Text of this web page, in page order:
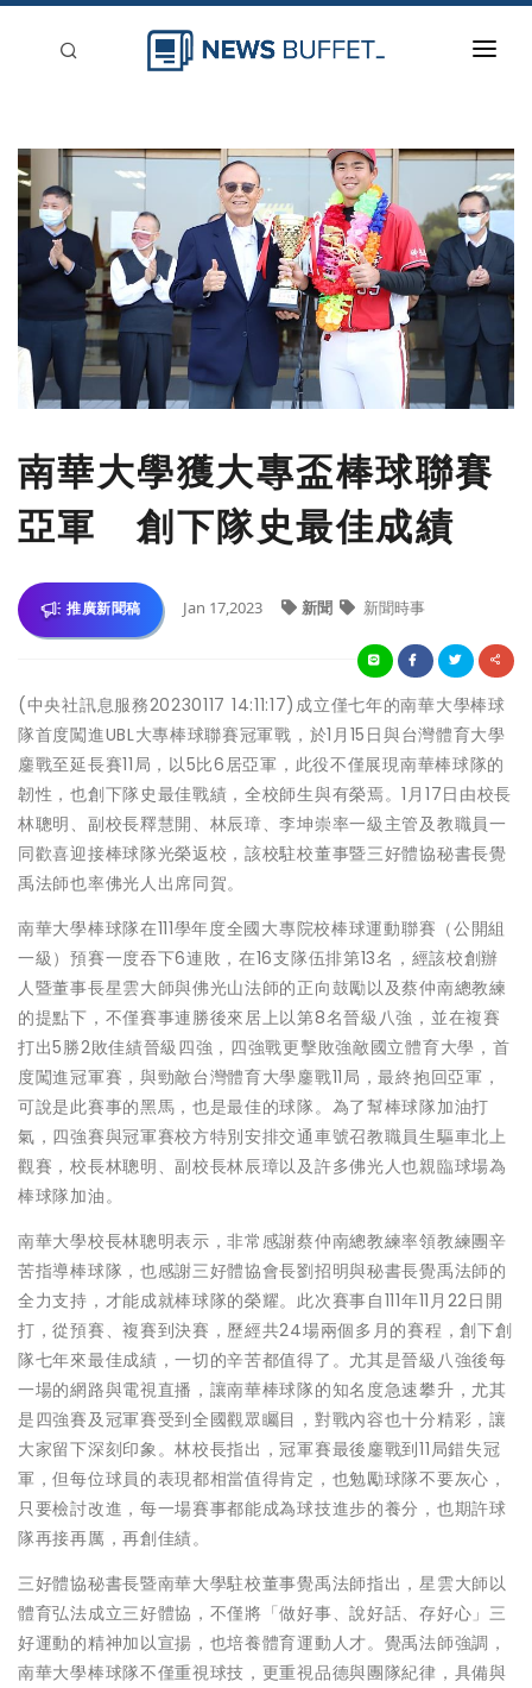
新聞稿分類
刊登
南華大學獲大專盃棒球聯賽
亞軍 創下隊史最佳成績
推廣新聞稿 Jan 17,2023 新聞 新聞時事
(中央社訊息服務20230117 14:11:17)成立僅七年的南華大學棒球
隊首度闖進UBL大專棒球聯賽冠軍戰，於1月15日與台灣體育大學
鏖戰至延長賽11局，以5比6居亞軍，此役不僅展現南華棒球隊的
韌性，也創下隊史最佳戰績，全校師生與有榮焉。1月17日由校長
林聰明、副校長釋慧開、林辰璋、李坤崇率一級主管及教職員一
同歡喜迎接棒球隊光榮返校，該校駐校董事暨三好體協秘書長覺
禹法師也率佛光人出席同賀。
南華大學棒球隊在111學年度全國大專院校棒球運動聯賽（公開組
一級）預賽一度吞下6連敗，在16支隊伍排第13名，經該校創辦
人暨董事長星雲大師與佛光山法師的正向鼓勵以及蔡仲南總教練
的提點下，不僅賽事連勝後來居上以第8名晉級八強，並在複賽
打出5勝2敗佳績晉級四強，四強戰更擊敗強敵國立體育大學，首
度闖進冠軍賽，與勁敵台灣體育大學鏖戰11局，最終抱回亞軍，
可說是此賽事的黑馬，也是最佳的球隊。為了幫棒球隊加油打
氣，四強賽與冠軍賽校方特別安排交通車號召教職員生驅車北上
觀賽，校長林聰明、副校長林辰璋以及許多佛光人也親臨球場為
棒球隊加油。
南華大學校長林聰明表示，非常感謝蔡仲南總教練率領教練團辛
苦指導棒球隊，也感謝三好體協會長劉招明與秘書長覺禹法師的
全力支持，才能成就棒球隊的榮耀。此次賽事自111年11月22日開
打，從預賽、複賽到決賽，歷經共24場兩個多月的賽程，創下創
隊七年來最佳成績，一切的辛苦都值得了。尤其是晉級八強後每
一場的網路與電視直播，讓南華棒球隊的知名度急速攀升，尤其
是四強賽及冠軍賽受到全國觀眾矚目，對戰內容也十分精彩，讓
大家留下深刻印象。林校長指出，冠軍賽最後鏖戰到11局錯失冠
軍，但每位球員的表現都相當值得肯定，也勉勵球隊不要灰心，
只要檢討改進，每一場賽事都能成為球技進步的養分，也期許球
隊再接再厲，再創佳績。
三好體協秘書長暨南華大學駐校董事覺禹法師指出，星雲大師以
體育弘法成立三好體協，不僅將「做好事、說好話、存好心」三
好運動的精神加以宣揚，也培養體育運動人才。覺禹法師強調，
南華大學棒球隊不僅重視球技，更重視品德與團隊紀律，具備與